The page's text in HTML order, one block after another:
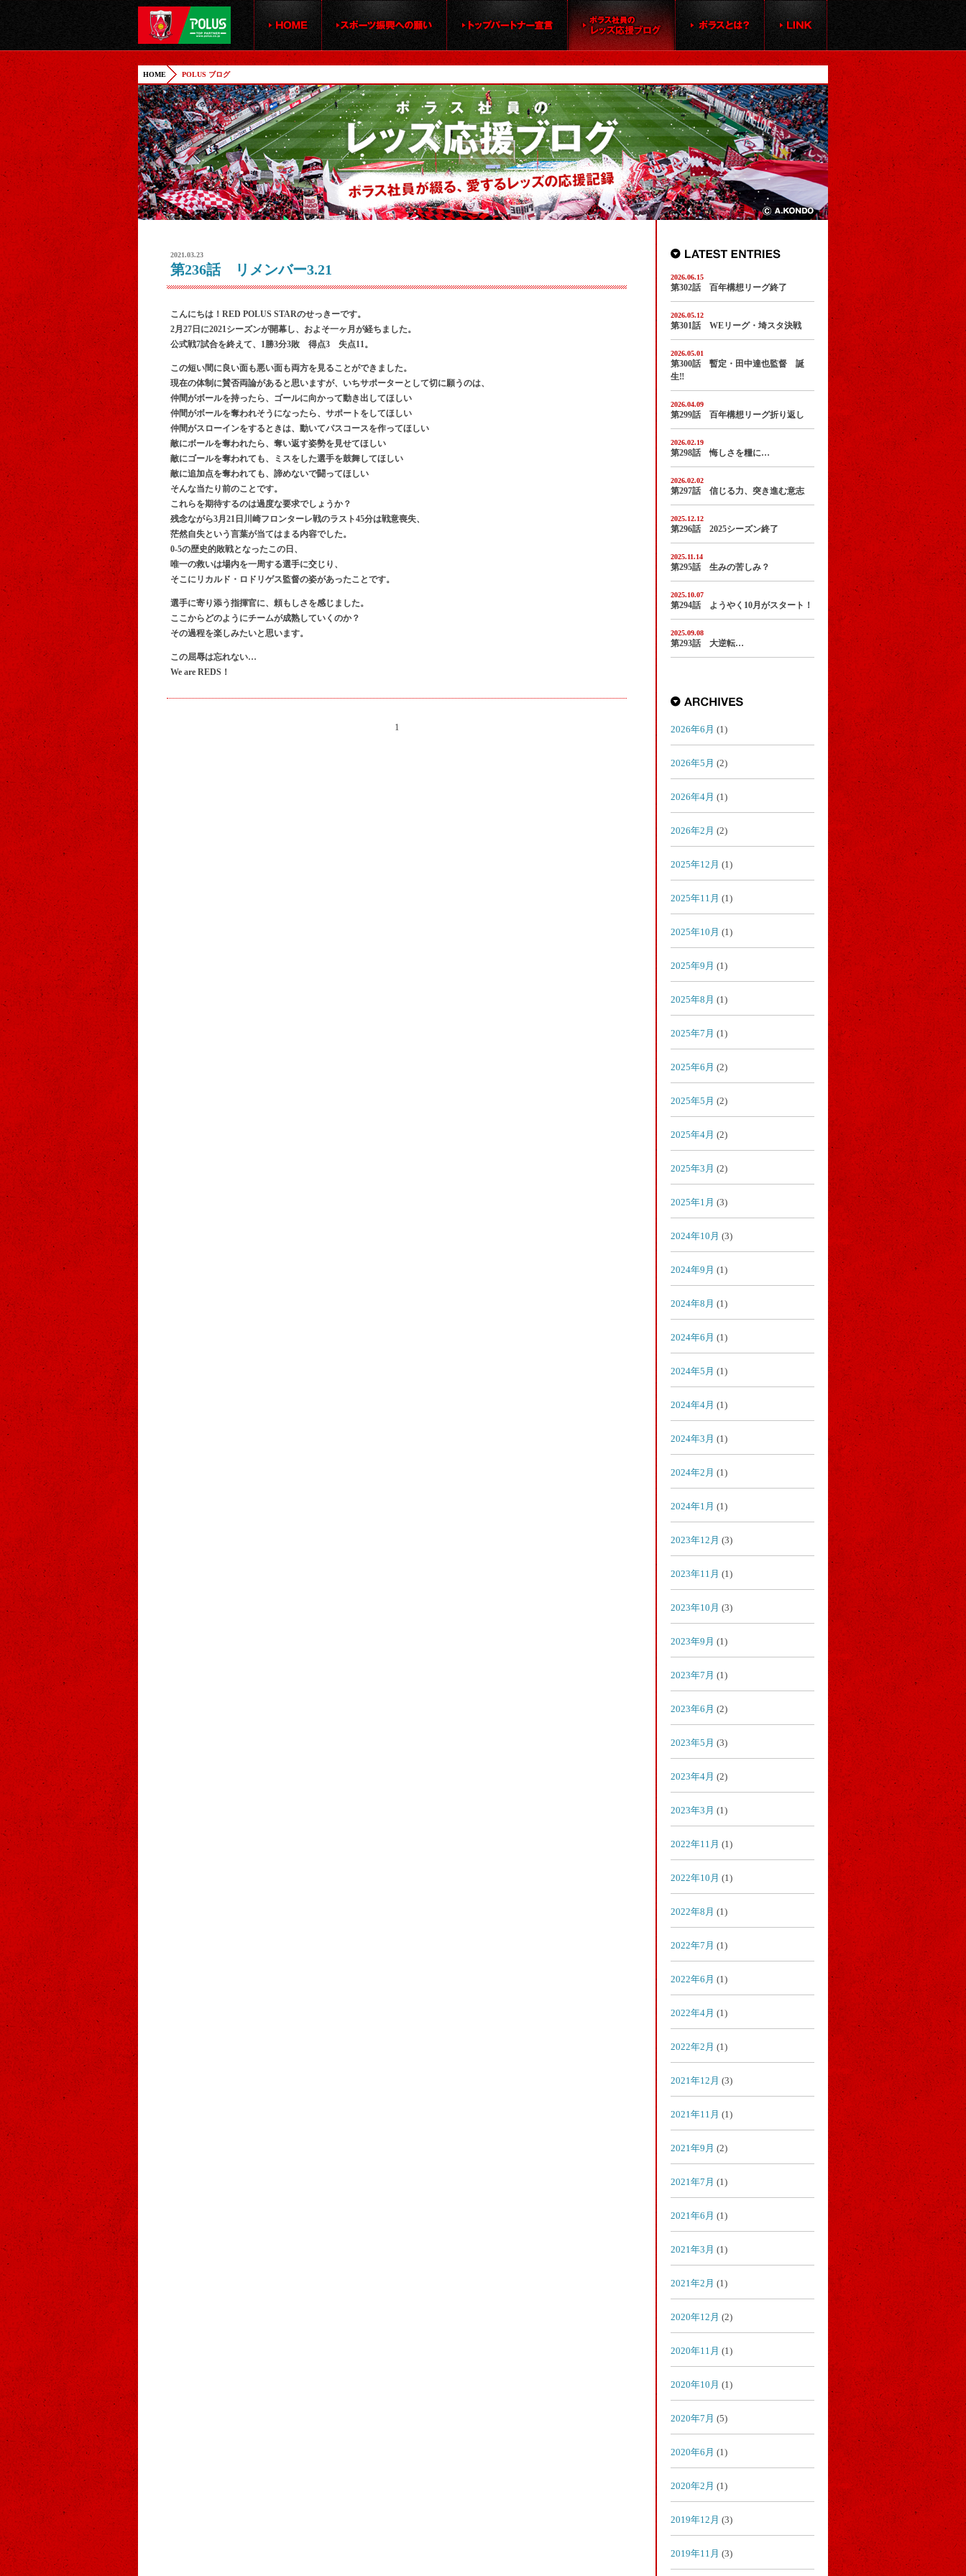
HOME POLUS ブログ
2021.03.23
第236話 リメンバー3.21
こんにちは！RED POLUS STARのせっきーです。
2月27日に2021シーズンが開幕し、およそ一ヶ月が経ちました。
公式戦7試合を終えて、1勝3分3敗 得点3 失点11。
この短い間に良い面も悪い面も両方を見ることができました。
現在の体制に賛否両論があると思いますが、いちサポーターとして切に願うのは、
仲間がボールを持ったら、ゴールに向かって動き出してほしい
仲間がボールを奪われそうになったら、サポートをしてほしい
仲間がスローインをするときは、動いてパスコースを作ってほしい
敵にボールを奪われたら、奪い返す姿勢を見せてほしい
敵にゴールを奪われても、ミスをした選手を鼓舞してほしい
敵に追加点を奪われても、諦めないで闘ってほしい
そんな当たり前のことです。
これらを期待するのは過度な要求でしょうか？
残念ながら3月21日川崎フロンターレ戦のラスト45分は戦意喪失、
茫然自失という言葉が当てはまる内容でした。
0-5の歴史的敗戦となったこの日、
唯一の救いは場内を一周する選手に交じり、
そこにリカルド・ロドリゲス監督の姿があったことです。
選手に寄り添う指揮官に、頼もしさを感じました。
ここからどのようにチームが成熟していくのか？
その過程を楽しみたいと思います。
この屈辱は忘れない…
We are REDS！
1
2026.06.15
第302話 百年構想リーグ終了
2026.05.12
第301話 WEリーグ・埼スタ決戦
2026.05.01
第300話 暫定・田中達也監督 誕
生‼
2026.04.09
第299話 百年構想リーグ折り返し
2026.02.19
第298話 悔しさを糧に…
2026.02.02
第297話 信じる力、突き進む意志
2025.12.12
第296話 2025シーズン終了
2025.11.14
第295話 生みの苦しみ？
2025.10.07
第294話 ようやく10月がスタート！
2025.09.08
第293話 大逆転…
2026年6月 (1)
2026年5月 (2)
2026年4月 (1)
2026年2月 (2)
2025年12月 (1)
2025年11月 (1)
2025年10月 (1)
2025年9月 (1)
2025年8月 (1)
2025年7月 (1)
2025年6月 (2)
2025年5月 (2)
2025年4月 (2)
2025年3月 (2)
2025年1月 (3)
2024年10月 (3)
2024年9月 (1)
2024年8月 (1)
2024年6月 (1)
2024年5月 (1)
2024年4月 (1)
2024年3月 (1)
2024年2月 (1)
2024年1月 (1)
2023年12月 (3)
2023年11月 (1)
2023年10月 (3)
2023年9月 (1)
2023年7月 (1)
2023年6月 (2)
2023年5月 (3)
2023年4月 (2)
2023年3月 (1)
2022年11月 (1)
2022年10月 (1)
2022年8月 (1)
2022年7月 (1)
2022年6月 (1)
2022年4月 (1)
2022年2月 (1)
2021年12月 (3)
2021年11月 (1)
2021年9月 (2)
2021年7月 (1)
2021年6月 (1)
2021年3月 (1)
2021年2月 (1)
2020年12月 (2)
2020年11月 (1)
2020年10月 (1)
2020年7月 (5)
2020年6月 (1)
2020年2月 (1)
2019年12月 (3)
2019年11月 (3)